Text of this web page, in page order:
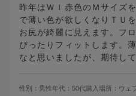
昨年はＷＩ赤色のＭサイズ
で薄い色が欲しくなりＴＵ
お尻が綺麗に見えます。フ
ぴったりフィットします。
なと思いましたが、期待し
性別： 男性年代： 50代購入場所： ウェ